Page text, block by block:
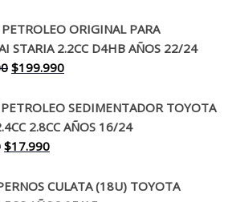
original
era:
$650.000.
actual
es:
$519.990.
ORIGINAL PARA
STARIA 2.2CC D4HB AÑOS 22/24
El
original
era:
$260.000.
$199.990El
actual
es:
SEDIMENTADOR TOYOTA
2.8CC AÑOS 16/24
El
original
$17.990El
actual
CULATA (18U) TOYOTA